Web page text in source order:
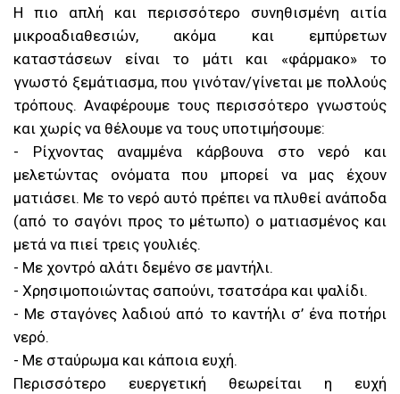
Η πιο απλή και περισσότερο συνηθισμένη αιτία
μικροαδιαθεσιών, ακόμα και εμπύρετων
καταστάσεων είναι το μάτι και «φάρμακο» το
γνωστό ξεμάτιασμα, που γινόταν/γίνεται με πολλούς
τρόπους. Αναφέρουμε τους περισσότερο γνωστούς
και χωρίς να θέλουμε να τους υποτιμήσουμε:
- Ρίχνοντας αναμμένα κάρβουνα στο νερό και
μελετώντας ονόματα που μπορεί να μας έχουν
ματιάσει. Με το νερό αυτό πρέπει να πλυθεί ανάποδα
(από το σαγόνι προς το μέτωπο) ο ματιασμένος και
μετά να πιεί τρεις γουλιές.
- Με χοντρό αλάτι δεμένο σε μαντήλι.
- Χρησιμοποιώντας σαπούνι, τσατσάρα και ψαλίδι.
- Με σταγόνες λαδιού από το καντήλι σ’ ένα ποτήρι
νερό.
- Με σταύρωμα και κάποια ευχή.
Περισσότερο ευεργετική θεωρείται η ευχή